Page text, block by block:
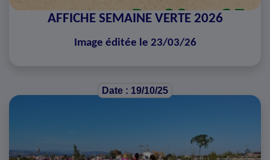
AFFICHE SEMAINE VERTE 2026
Image éditée le 23/03/26
Date : 19/10/25